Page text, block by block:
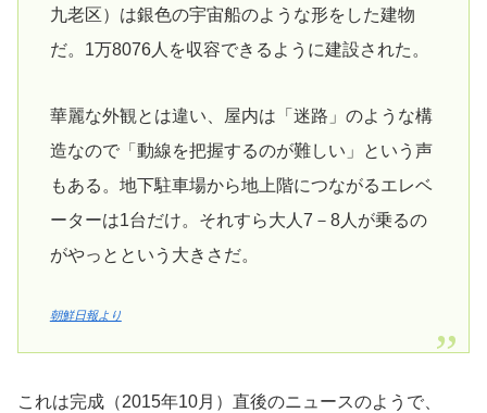
九老区）は銀色の宇宙船のような形をした建物
だ。1万8076人を収容できるように建設された。
華麗な外観とは違い、屋内は「迷路」のような構
造なので「動線を把握するのが難しい」という声
もある。地下駐車場から地上階につながるエレベ
ーターは1台だけ。それすら大人7－8人が乗るの
がやっとという大きさだ。
朝鮮日報より
これは完成（2015年10月）直後のニュースのようで、